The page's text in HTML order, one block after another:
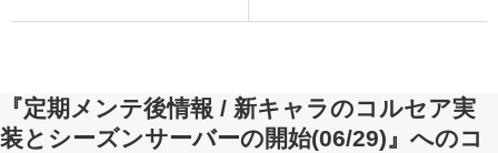
『定期メンテ後情報 / 新キャラのコルセア実
装とシーズンサーバーの開始(06/29)』へのコ